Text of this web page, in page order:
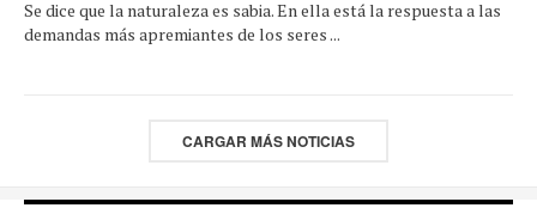
Se dice que la naturaleza es sabia. En ella está la respuesta a las
demandas más apremiantes de los seres ...
CARGAR MÁS NOTICIAS